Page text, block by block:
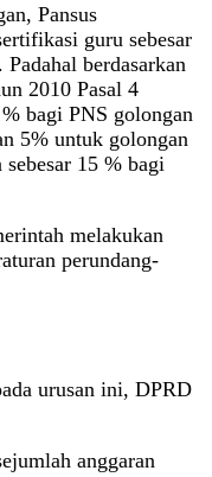
Pansus
guru sebesar
berdasarkan
2010 Pasal 4
bagi PNS golongan
5% untuk golongan
15 % bagi
melakukan
perundang-
urusan ini, DPRD
anggaran